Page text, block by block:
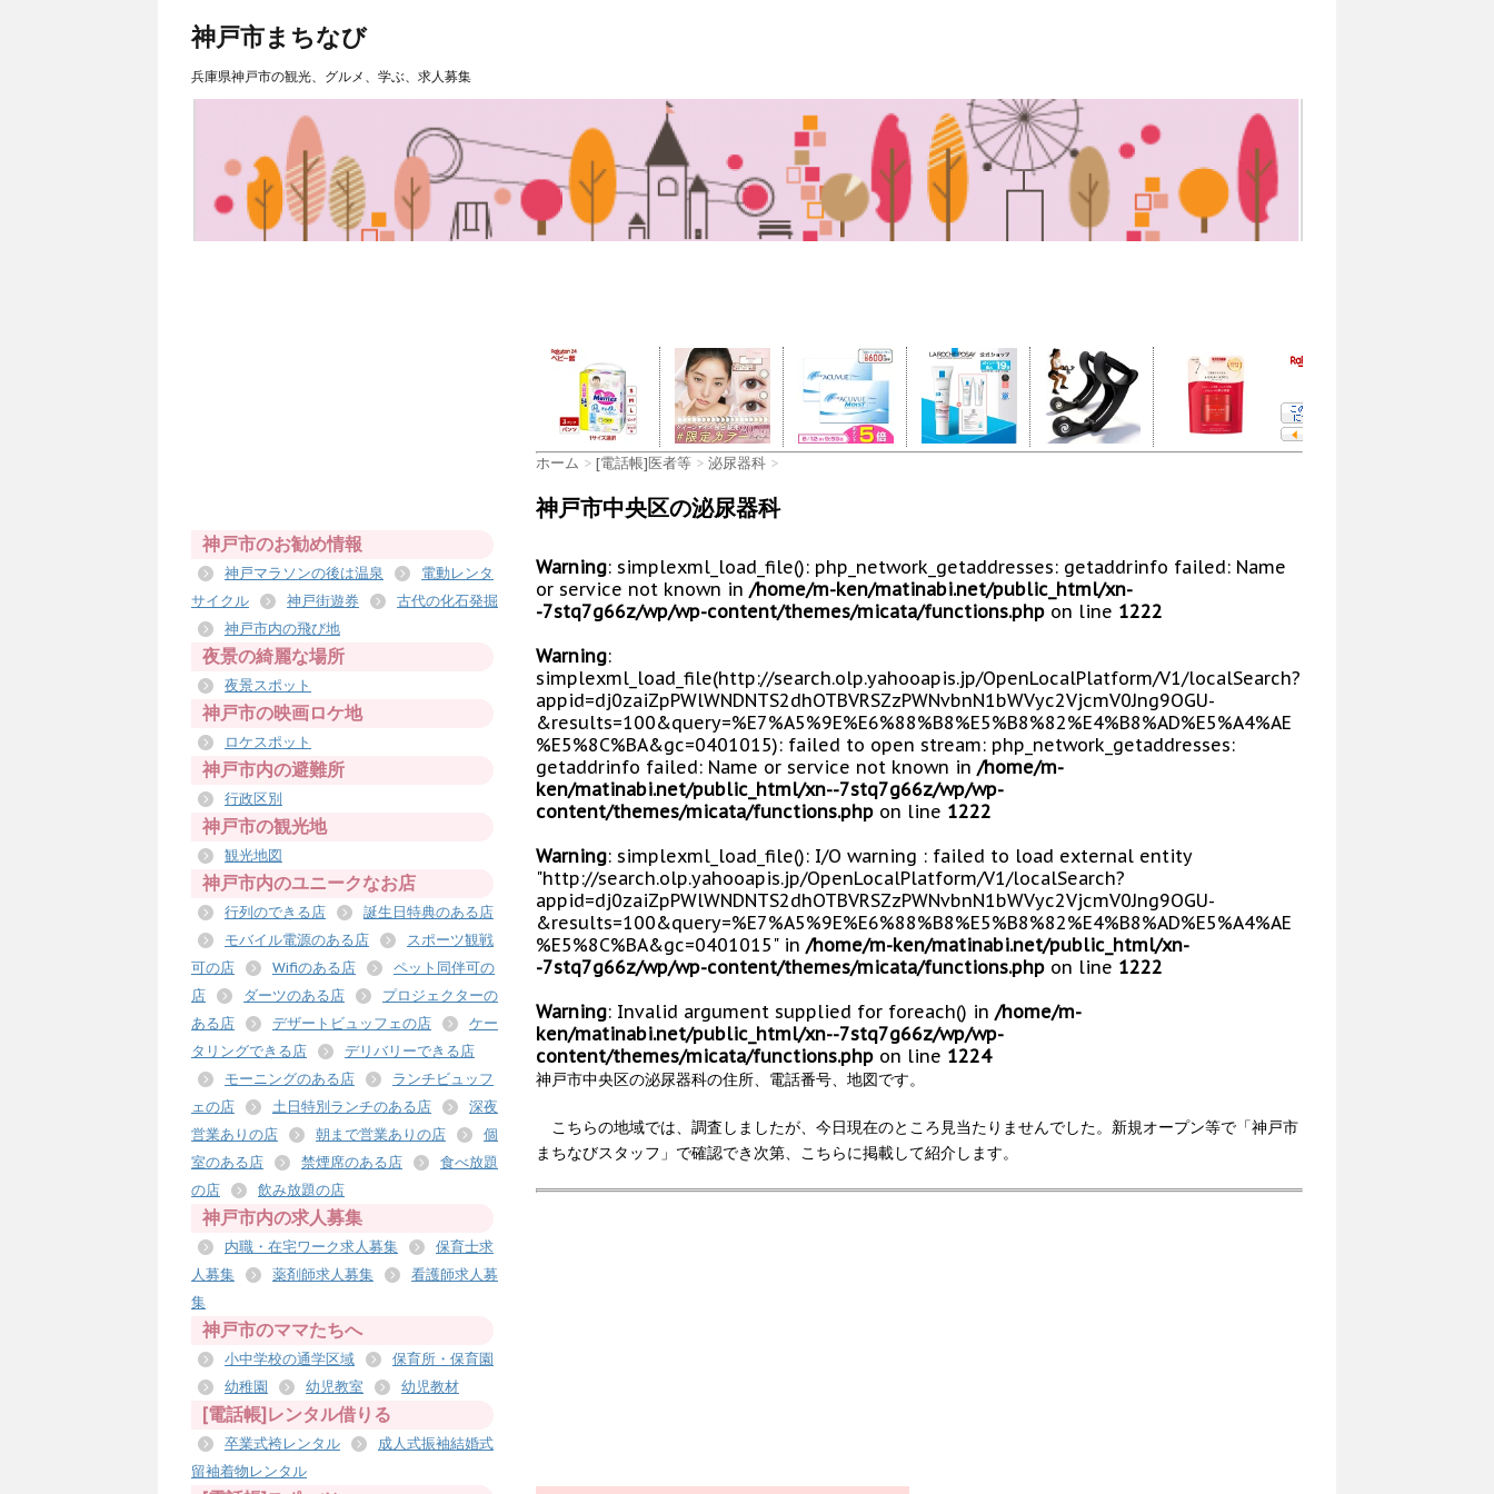
神戸市まちなび
兵庫県神戸市の観光、グルメ、学ぶ、求人募集
ホーム > [電話帳]医者等 > 泌尿器科 >
神戸市中央区の泌尿器科
Warning: simplexml_load_file(): php_network_getaddresses: getaddrinfo failed: Name
or service not known in /home/m-ken/matinabi.net/public_html/xn-
-7stq7g66z/wp/wp-content/themes/micata/functions.php on line 1222
Warning:
simplexml_load_file(http://search.olp.yahooapis.jp/OpenLocalPlatform/V1/localSearch?
appid=dj0zaiZpPWlWNDNTS2dhOTBVRSZzPWNvbnN1bWVyc2VjcmV0Jng9OGU-
&results=100&query=%E7%A5%9E%E6%88%B8%E5%B8%82%E4%B8%AD%E5%A4%AE
%E5%8C%BA&gc=0401015): failed to open stream: php_network_getaddresses:
getaddrinfo failed: Name or service not known in /home/m-
ken/matinabi.net/public_html/xn--7stq7g66z/wp/wp-
content/themes/micata/functions.php on line 1222
Warning: simplexml_load_file(): I/O warning : failed to load external entity
"http://search.olp.yahooapis.jp/OpenLocalPlatform/V1/localSearch?
appid=dj0zaiZpPWlWNDNTS2dhOTBVRSZzPWNvbnN1bWVyc2VjcmV0Jng9OGU-
&results=100&query=%E7%A5%9E%E6%88%B8%E5%B8%82%E4%B8%AD%E5%A4%AE
%E5%8C%BA&gc=0401015" in /home/m-ken/matinabi.net/public_html/xn-
-7stq7g66z/wp/wp-content/themes/micata/functions.php on line 1222
Warning: Invalid argument supplied for foreach() in /home/m-
ken/matinabi.net/public_html/xn--7stq7g66z/wp/wp-
content/themes/micata/functions.php on line 1224
神戸市中央区の泌尿器科の住所、電話番号、地図です。
こちらの地域では、調査しましたが、今日現在のところ見当たりませんでした。新規オープン等で「神戸市
まちなびスタッフ」で確認でき次第、こちらに掲載して紹介します。
神戸市のお勧め情報
神戸マラソンの後は温泉
電動レンタ
サイクル
神戸街遊券
古代の化石発掘
神戸市内の飛び地
夜景の綺麗な場所
夜景スポット
神戸市の映画ロケ地
ロケスポット
神戸市内の避難所
行政区別
神戸市の観光地
観光地図
神戸市内のユニークなお店
行列のできる店
誕生日特典のある店
モバイル電源のある店
スポーツ観戦
可の店
Wifiのある店
ペット同伴可の
店
ダーツのある店
プロジェクターの
ある店
デザートビュッフェの店
ケー
タリングできる店
デリバリーできる店
モーニングのある店
ランチビュッフ
ェの店
土日特別ランチのある店
深夜
営業ありの店
朝まで営業ありの店
個
室のある店
禁煙席のある店
食べ放題
の店
飲み放題の店
神戸市内の求人募集
内職・在宅ワーク求人募集
保育士求
人募集
薬剤師求人募集
看護師求人募
集
神戸市のママたちへ
小中学校の通学区域
保育所・保育園
幼稚園
幼児教室 幼児教材
[電話帳]レンタル借りる
卒業式袴レンタル
成人式振袖結婚式
留袖着物レンタル